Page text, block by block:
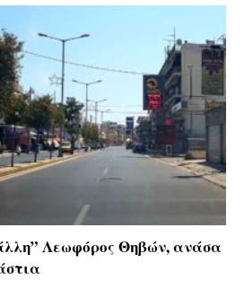
Λεωφόρος Θηβών, ανάσα